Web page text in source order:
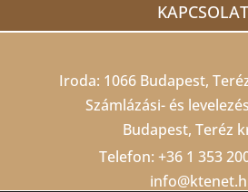
KAPCSOLAT
Iroda: 1066 Budapest,
Számlázási- és
Budapest, Teréz
Telefon: +36 1 353